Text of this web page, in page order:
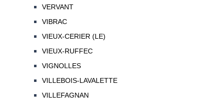
VERVANT
VIBRAC
VIEUX-CERIER (LE)
VIEUX-RUFFEC
VIGNOLLES
VILLEBOIS-LAVALETTE
VILLEFAGNAN